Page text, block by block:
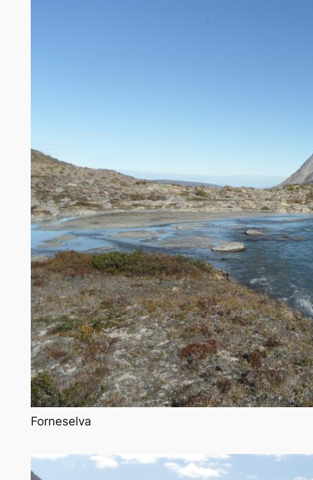
Forneselva